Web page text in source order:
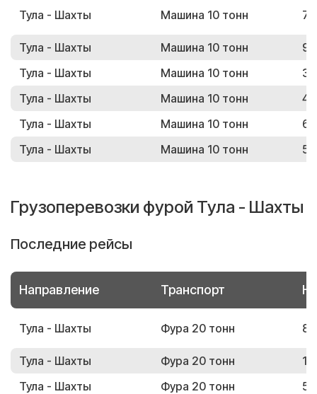
Тула - Шахты Машина 10 тонн
Тула - Шахты Машина 10 тонн
Тула - Шахты
Машина 10 тонн
Тула - Шахты
Машина 10 тонн
Тула - Шахты
Машина 10 тонн
Тула - Шахты
Машина 10 тонн
Грузоперевозки фурой Тула - Шахты
Последние рейсы
Направление Транспорт
Тула - Шахты Фура 20 тонн
Тула - Шахты Фура 20 тонн
Тула - Шахты
Фура 20 тонн